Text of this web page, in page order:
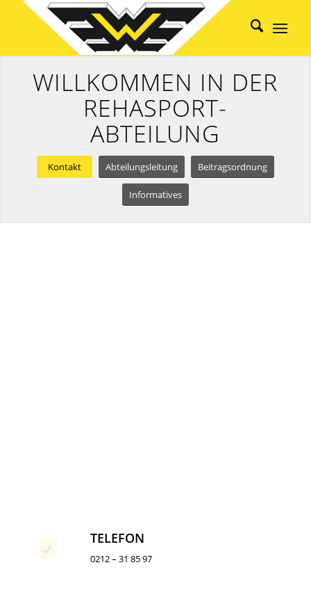
WILLKOMMEN IN DER
REHASPORT-
ABTEILUNG
Kontakt Abteilungsleitung Beitragsordnung
Informatives
TELEFON
0212 – 31 85 97